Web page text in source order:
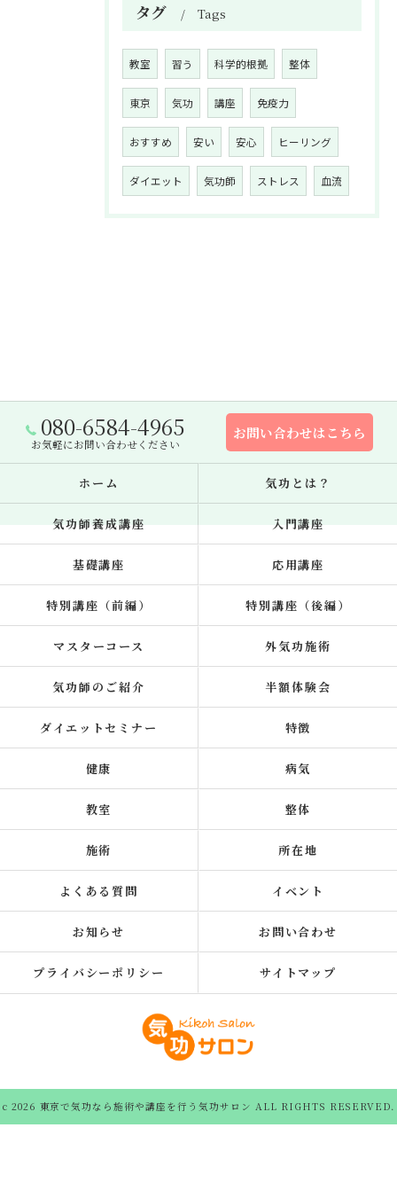
タグ Tags
教室 習う 科学的根拠 整体
東京 気功 講座 免疫力
おすすめ 安い 安心 ヒーリング
ダイエット 気功師 ストレス 血流
080-6584-4965
お気軽にお問い合わせください
お問い合わせはこちら
ホーム 気功とは？
気功師養成講座 入門講座
基礎講座 応用講座
特別講座（前編） 特別講座（後編）
マスターコース 外気功施術
気功師のご紹介 半額体験会
ダイエットセミナー 特徴
健康 病気
教室 整体
施術 所在地
よくある質問 イベント
お知らせ お問い合わせ
プライバシーポリシー サイトマップ
c 2026 東京で気功なら施術や講座を行う気功サロン ALL RIGHTS RESERVED.